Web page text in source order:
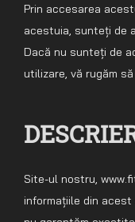
Prin accesarea
acestuia, sunteți de
Dacă nu sunteți de
utilizare, vă rugăm
Site-ul nostru,
informațiile din